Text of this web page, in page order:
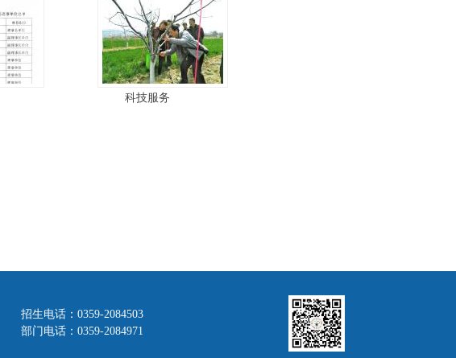
科技服务
招生电话：0359-2084503
部门电话：0359-2084971